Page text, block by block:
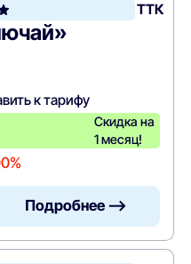
ТТК
к тарифу
Скидка на
1 месяц!
Подробнее —>